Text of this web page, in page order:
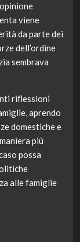
viene
da parte dei
dell’ordine
sembrava
riflessioni
aprendo
domestiche e
più
possa
alle famiglie